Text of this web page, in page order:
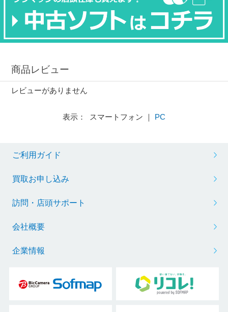
商品レビュー
レビューがありません
表示： スマートフォン ｜ PC
ご利用ガイド
買取お申し込み
訪問・店頭サポート
会社概要
企業情報